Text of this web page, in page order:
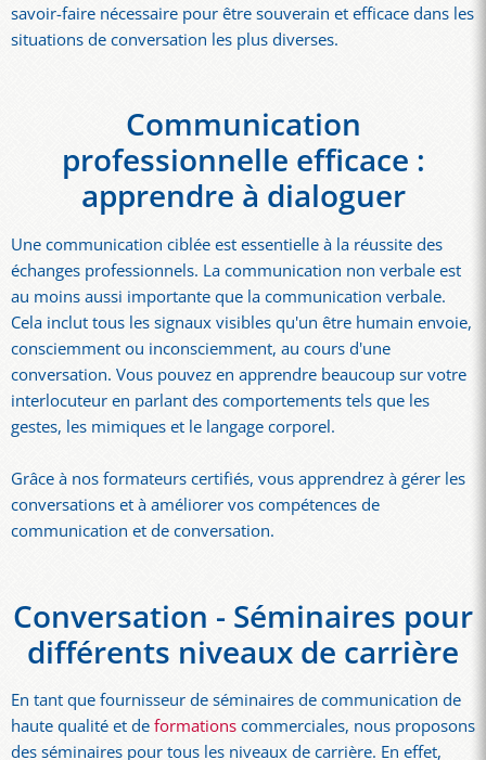
savoir-faire nécessaire pour être souverain et efficace dans les
situations de conversation les plus diverses.
Communication
professionnelle efficace :
apprendre à dialoguer
Une communication ciblée est essentielle à la réussite des
échanges professionnels. La communication non verbale est
au moins aussi importante que la communication verbale.
Cela inclut tous les signaux visibles qu'un être humain envoie,
consciemment ou inconsciemment, au cours d'une
conversation. Vous pouvez en apprendre beaucoup sur votre
interlocuteur en parlant des comportements tels que les
gestes, les mimiques et le langage corporel.
Grâce à nos formateurs certifiés, vous apprendrez à gérer les
conversations et à améliorer vos compétences de
communication et de conversation.
Conversation - Séminaires pour
différents niveaux de carrière
En tant que fournisseur de séminaires de communication de
haute qualité et deformationscommerciales, nous proposons
des séminaires pour tous les niveaux de carrière. En effet,